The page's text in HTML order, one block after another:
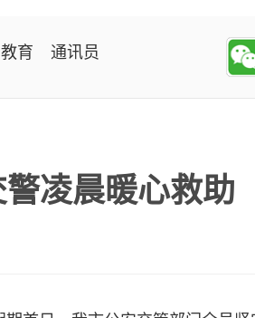
教育 通讯员
凌晨暖心救助